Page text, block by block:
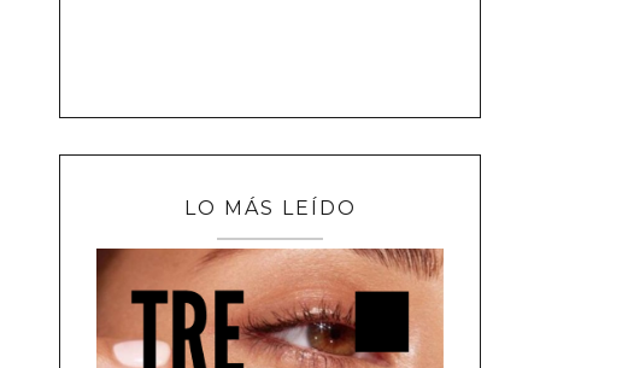
LO MÁS LEÍDO